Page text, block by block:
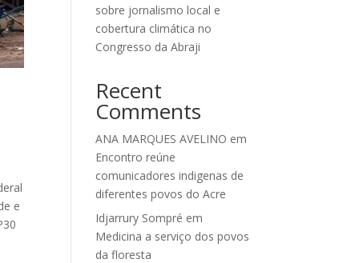
e
sobre jornalismo local e
cobertura climática no
Congresso da Abraji
Recent
Comments
ANA MARQUES AVELINO em
Encontro reúne
comunicadores indigenas de
diferentes povos do Acre
Idjarrury Sompré em
Medicina a serviço dos povos
da floresta